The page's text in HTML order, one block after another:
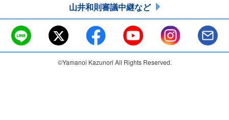
山井和則審議中継など
©Yamanoi Kazunori All Rights Reserved.